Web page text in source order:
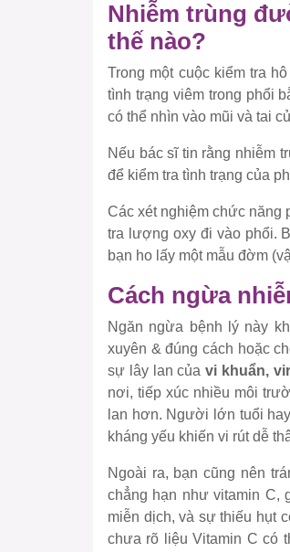
Nhiễm trùng
thế nào?
Trong một cuộc kiểm tra
tình trạng viêm trong phổi
có thể nhìn vào mũi và tai
Nếu bác sĩ tin rằng nhiễm
để kiểm tra tình trạng của
Các xét nghiệm chức năng
tra lượng oxy đi vào phổi.
bạn ho lấy một mẫu đờm
Cách ngừa
Ngăn ngừa bệnh lý này
xuyên & đúng cách hoặc
sự lây lan củavi khuẩn,
nơi, tiếp xúc nhiều môi
lan hơn. Người lớn tuổi
kháng yếu khiến vi rút dễ
Ngoài ra, bạn cũng nên
chẳng hạn như vitamin C,
miễn dịch, và sự thiếu hụt
chưa rõ liệu Vitamin C có